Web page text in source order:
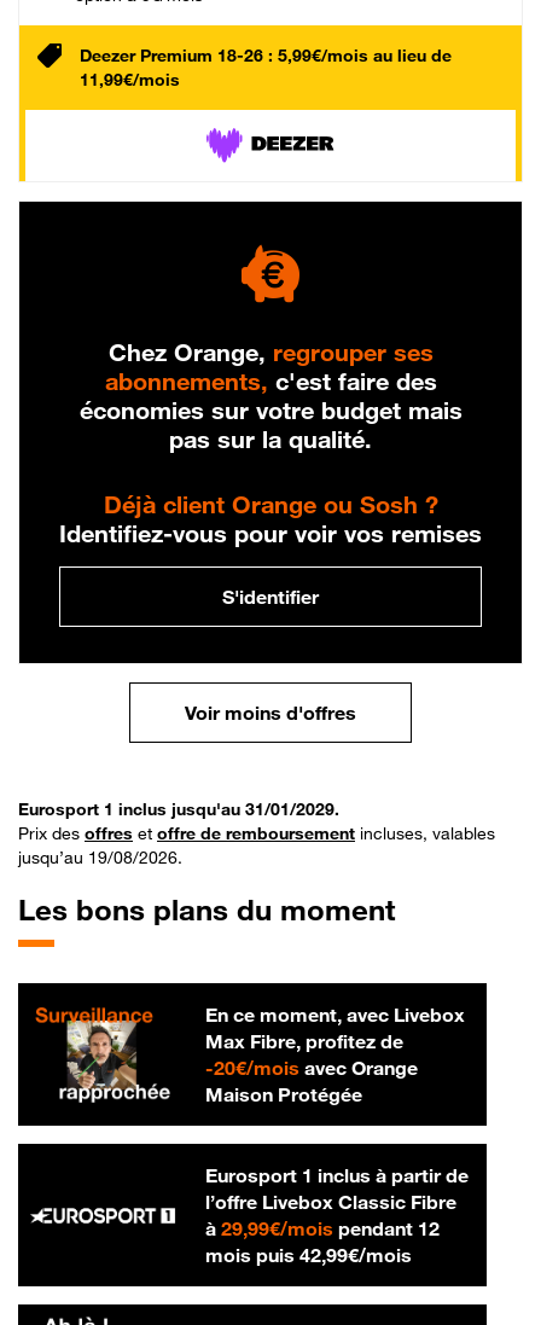
Deezer Premium 18-26 : 5,99€/mois au lieu de
11,99€/mois
Chez Orange, regrouper ses
abonnements, c'est faire des
économies sur votre budget mais
pas sur la qualité.
Déjà client Orange ou Sosh ?
Identifiez-vous pour voir vos remises
S'identifier
Voir moins d'offres
Eurosport 1 inclus jusqu'au 31/01/2029.
Prix des offres et offre de remboursement incluses, valables
jusqu’au 19/08/2026.
Les bons plans du moment
En ce moment, avec Livebox
Max Fibre, profitez de
-20€/mois20 € par mois
avec Orange
Maison Protégée
Eurosport 1 inclus à partir de
l’offre Livebox Classic Fibre
à 29,99€/mois29,99 € par mois
pendant 12
mois puis 42,99€/mois42,99 € par